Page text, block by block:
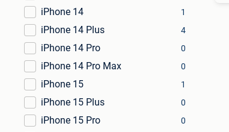
iPhone 14 1
iPhone 14 Plus 4
iPhone 14 Pro 0
iPhone 14 Pro Max 0
iPhone 15 1
iPhone 15 Plus 0
iPhone 15 Pro 0